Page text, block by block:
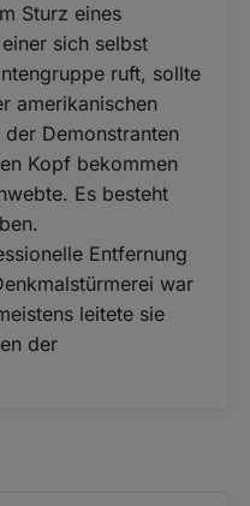
Sturz eines
sich selbst
ruft, sollte
amerikanischen
Demonstranten
Kopf bekommen
Es besteht
Entfernung
war
leitete sie
der